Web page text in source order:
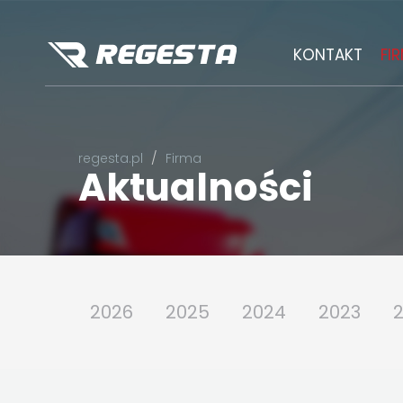
KONTAKT
regesta.pl Firma
Aktualności
2026 2025 2024 2023